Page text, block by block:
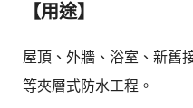
【用途】
屋頂、外牆、浴室、新舊
等夾層式防水工程。